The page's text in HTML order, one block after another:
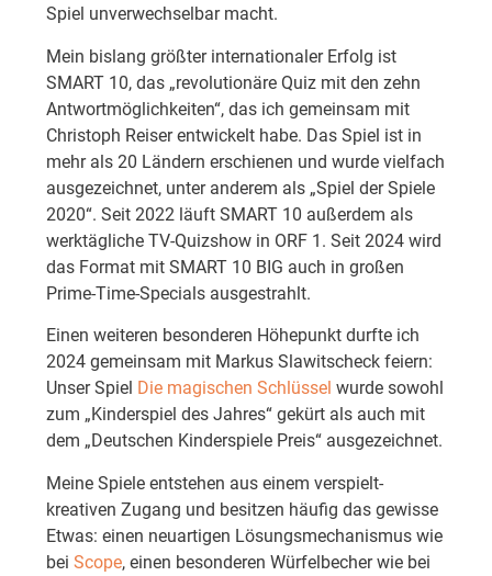
Spiel unverwechselbar macht.
Mein bislang größter internationaler Erfolg ist
SMART 10, das „revolutionäre Quiz mit den zehn
Antwortmöglichkeiten“, das ich gemeinsam mit
Christoph Reiser entwickelt habe. Das Spiel ist in
mehr als 20 Ländern erschienen und wurde vielfach
ausgezeichnet, unter anderem als „Spiel der Spiele
2020“. Seit 2022 läuft SMART 10 außerdem als
werktägliche TV-Quizshow in ORF 1. Seit 2024 wird
das Format mit SMART 10 BIG auch in großen
Prime-Time-Specials ausgestrahlt.
Einen weiteren besonderen Höhepunkt durfte ich
2024 gemeinsam mit Markus Slawitscheck feiern:
Unser Spiel Die magischen Schlüsselwurde sowohl
zum „Kinderspiel des Jahres“ gekürt als auch mit
dem „Deutschen Kinderspiele Preis“ ausgezeichnet.
Meine Spiele entstehen aus einem verspielt-
kreativen Zugang und besitzen häufig das gewisse
Etwas: einen neuartigen Lösungsmechanismus wie
beiScope, einen besonderen Würfelbecher wie bei